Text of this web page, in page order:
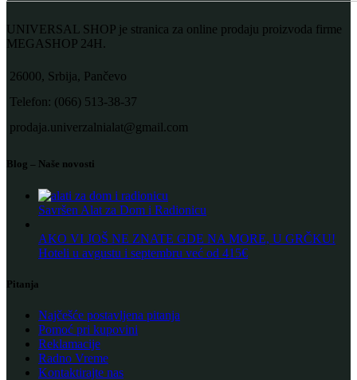
UNIVERSAL SHOP je stranica za online prodaju proizvoda firme
MEGASHOP 24H.
26000, Srbija, Pančevo
Telefon: (066) 513-38-37
prodaja.univerzalnialat@gmail.com
Blog – Naše novosti
Savršen Alat za Dom i Radionicu
AKO VI JOŠ NE ZNATE GDE NA MORE, U GRČKU!
Hoteli u avgustu i septembru već od 415€
Pitanja
Najčešće postavljena pitanja
Pomoć pri kupovini
Reklamacije
Radno Vreme
Kontaktirajte nas